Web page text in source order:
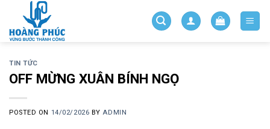
content
TIN TỨC
OFF MỪNG XUÂN BÍNH NGỌ
POSTED ON 14/02/2026 BY ADMIN